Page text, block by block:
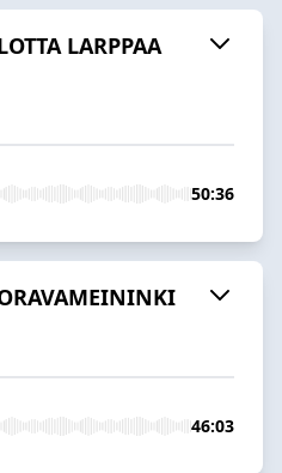
LARPPAA
50:36
46:03